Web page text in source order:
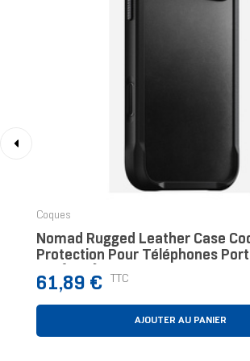
Coques
Nomad Rugged Leather Case
Protection Pour Téléphones
Cm (6.9") Housse Noir
Prix
61,89 € TTC
AJOUTER AU PANIER